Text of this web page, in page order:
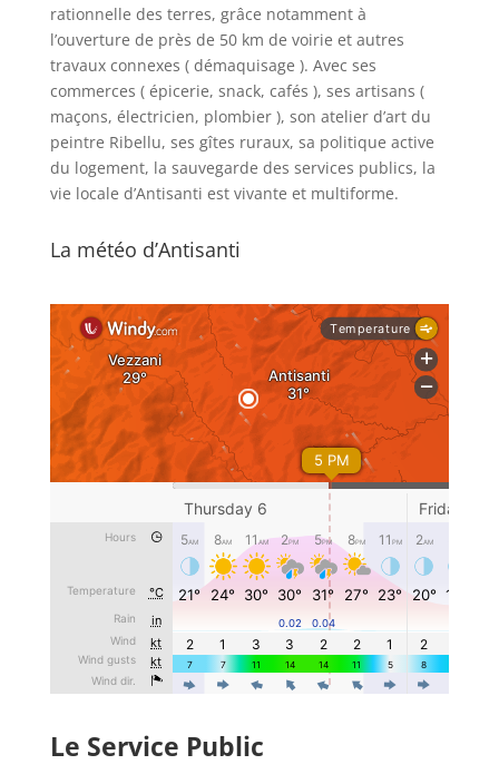
rationnelle des terres, grâce notamment à
l’ouverture de près de 50 km de voirie et autres
travaux connexes ( démaquisage ). Avec ses
commerces ( épicerie, snack, cafés ), ses artisans (
maçons, électricien, plombier ), son atelier d’art du
peintre Ribellu, ses gîtes ruraux, sa politique active
du logement, la sauvegarde des services publics, la
vie locale d’Antisanti est vivante et multiforme.
La météo d’Antisanti
Le Service Public